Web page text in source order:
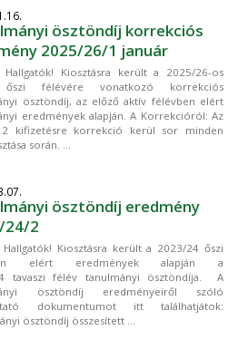
ösztöndíj korrekciós
2025/26/1 január
Hallgatók! Kiosztásra került a 2025/26-os
félévére vonatkozó korrekciós
ösztöndíj, az előző aktív félévben elért
eredmények alapján. A Korrekcióról: Az
kifizetésre korrekció kerül sor minden
során. ...
ösztöndíj eredmény
24/2
Hallgatók! Kiosztásra került a 2023/24 őszi
elért eredmények alapján a
tavaszi félév tanulmányi ösztöndíja. A
ösztöndíj eredményeiről szóló
dokumentumot itt találhatjátok:
ösztöndíj összesített ...